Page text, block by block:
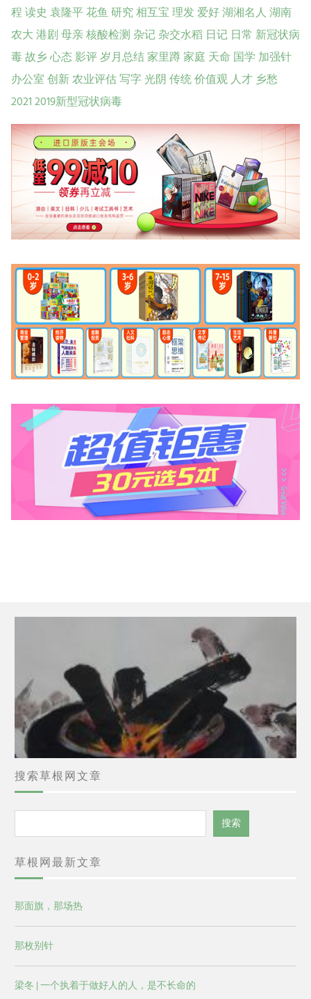
程读史袁隆平花鱼研究相互宝理发爱好湖湘名人湖南
农大港剧母亲核酸检测杂记杂交水稻 日记 日常 新冠状病
毒故乡心态影评岁月总结家里蹲家庭 天命 国学 加强针
办公室创新农业评估写字光阴传统价值观人才乡愁
20212019新型冠状病毒
搜索草根网文章
索
搜索
草根网最新文章
那面旗，那场热
那枚别针
梁冬 | 一个执着于做好人的人，是不长命的